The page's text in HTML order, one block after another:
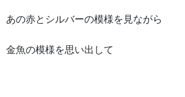
あの赤とシルバーの模様を見ながら
金魚の模様を思い出して